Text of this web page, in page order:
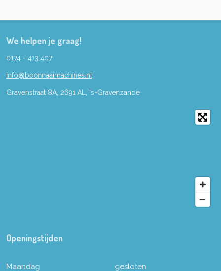
We helpen je graag!
0174 - 413 407
info@boonnaaimachines.nl
Gravenstraat 8A, 2691 AL, 's-Gravenzande
Openingstijden
Maandag
gesloten